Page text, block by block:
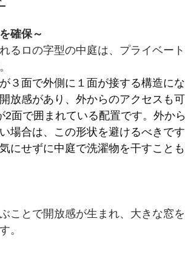
確保～
るロの字型の中庭は、プライベー
３面で外側に１面が接する構造に
放感があり、外からのアクセスも
2面で囲まれている配置です。外か
場合は、この形状を避けるべきで
にせずに中庭で洗濯物を干すことも
ことで開放感が生まれ、大きな窓
。